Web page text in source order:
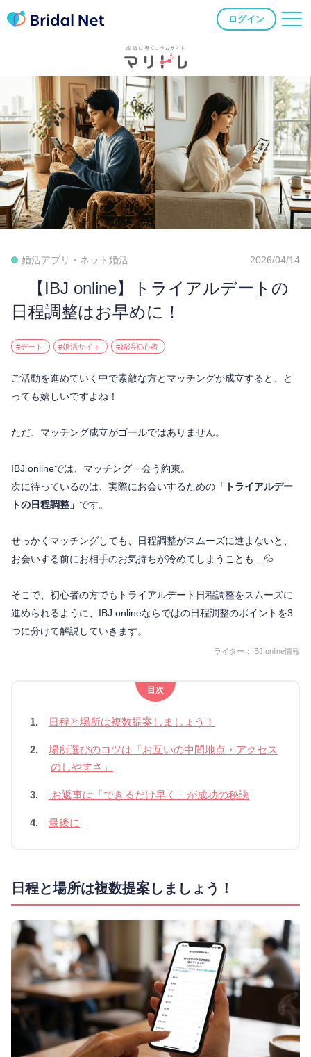
ログイン
婚活アプリ・ネット婚活 2026/04/14
【IBJ online】トライアルデートの
日程調整はお早めに！
#デート #婚活サイト #婚活初心者
ご活動を進めていく中で素敵な方とマッチングが成立すると、と
っても嬉しいですよね！
ただ、マッチング成立がゴールではありません。
IBJ onlineでは、マッチング＝会う約束。
次に待っているのは、実際にお会いするための 「トライアルデー
トの日程調整」 です。
せっかくマッチングしても、日程調整がスムーズに進まないと、
お会いする前にお相手のお気持ちが冷めてしまうことも…💦
そこで、初心者の方でもトライアルデート日程調整をスムーズに
進められるように、IBJ onlineならではの日程調整のポイントを3
つに分けて解説していきます。
ライター： IBJ online情報
目次
1. 日程と場所は複数提案しましょう！
2.
場所選びのコツは「お互いの中間地点・アクセス
のしやすさ」
3. お返事は「できるだけ早く」が成功の秘訣
4. 最後に
日程と場所は複数提案しましょう！